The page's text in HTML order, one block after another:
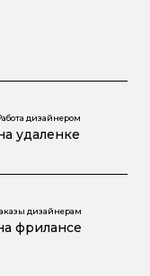
дизайнером
удаленке
дизайнерам
фрилансе